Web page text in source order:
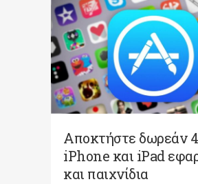
Αποκτήστε δωρεάν
iPhone και iPad
και παιχνίδια